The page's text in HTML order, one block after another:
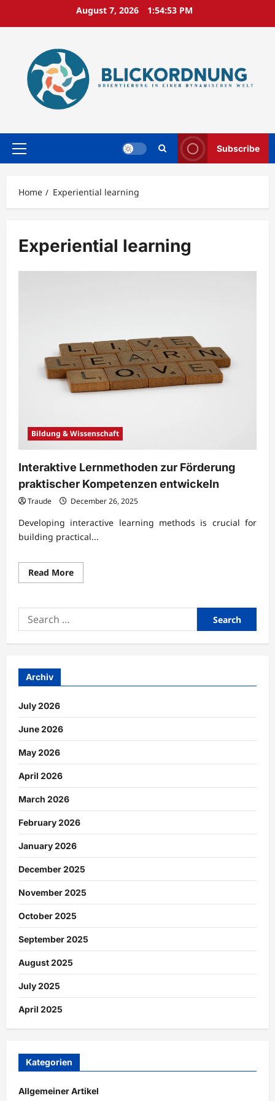
August 7, 2026 1:54:54 PM
Primary
Subscribe
Home Experiential learning
Experiential learning
Bildung & Wissenschaft
Interaktive Lernmethoden zur Förderung
praktischer Kompetenzen entwickeln
Traude December 26, 2025
Developing interactive learning methods is crucial for
building practical...
Read MoreRead
more
Lernmethoden
praktischer
Kompetenzen
Search
for:
Archiv
July 2026
June 2026
May 2026
April 2026
March 2026
February 2026
January 2026
December 2025
November 2025
October 2025
September 2025
August 2025
July 2025
April 2025
Kategorien
Allgemeiner Artikel